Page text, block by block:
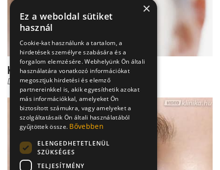
Kancsalság kezelése
Dr. Őri Zsolt
×
Ez a weboldal sütiket
használ
Cookie-kat használunk a tartalom, a
hirdetések személyre szabására és a
forgalom elemzésére. Webhelyünk Ön általi
használatára vonatkozó információkat
megosztjuk hirdetési és elemző
partnereinkkel is, akik egyesíthetik azokat
más információkkal, amelyeket Ön
biztosított számukra, vagy amelyeket a
szolgáltatásaik Ön általi használatából
gyűjtöttek össze. Bővebben
ELENGEDHETETLENÜL
SZÜKSÉGES
TELJESÍTMÉNY